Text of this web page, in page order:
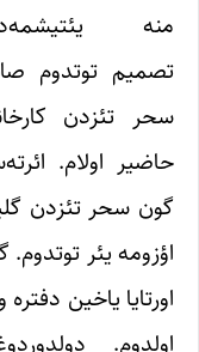
منه
تصمیم توتدوم
سحر تئزدن
حاضیر اولام.
گون سحر تئزدن
اؤزومه یئر توتدوم.
اورتایا یاخین دفتره
اولدوم.